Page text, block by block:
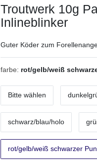
Troutwerk 10g
Inlineblinker
Guter Köder zum
farbe: rot/gelb/weiß
Bitte wählen
schwarz/blau/holo
rot/gelb/weiß schwarzer